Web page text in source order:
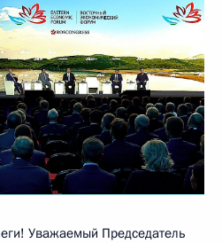
Уважаемый Председатель